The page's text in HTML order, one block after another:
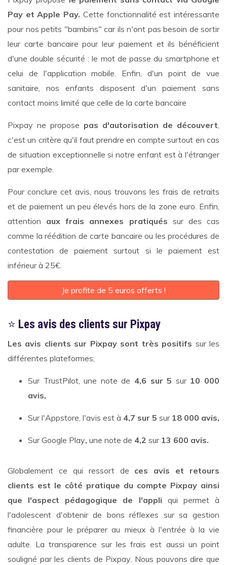
Pay et Apple Pay. Cette fonctionnalité est intéressante
pour nos petits "bambins" car ils n'ont pas besoin de sortir
leur carte bancaire pour leur paiement et ils bénéficient
d'une double sécurité : le mot de passe du smartphone et
celui de l'application mobile. Enfin, d'un point de vue
sanitaire, nos enfants disposent d'un paiement sans
contact moins limité que celle de la carte bancaire
Pixpay ne propose pas d'autorisation de découvert,
c'est un critère qu'il faut prendre en compte surtout en cas
de situation exceptionnelle si notre enfant est à l'étranger
par exemple.
Pour conclure cet avis, nous trouvons les frais de retraits
et de paiement un peu élevés hors de la zone euro. Enfin,
attention aux frais annexes pratiqués sur des cas
comme la réédition de carte bancaire ou les procédures de
contestation de paiement surtout si le paiement est
inférieur à 25€.
Je profite de 5 euros offerts !
⭐ Les avis des clients sur Pixpay
Les avis clients sur Pixpay sont très positifs sur les
différentes plateformes;
Sur TrustPilot, une note de 4,6 sur 5 sur 10 000
avis,
Sur l'Appstore, l'avis est à 4,7 sur 5 sur 18 000 avis,
Sur Google Play, une note de 4,2 sur 13 600 avis.
Globalement ce qui ressort de ces avis et retours
clients est le côté pratique du compte Pixpay ainsi
que l'aspect pédagogique de l'appli qui permet à
l'adolescent d'obtenir de bons réflexes sur sa gestion
financière pour le préparer au mieux à l'entrée à la vie
adulte. La transparence sur les frais est aussi un point
souligné par les clients de Pixpay. Nous pouvons dire que